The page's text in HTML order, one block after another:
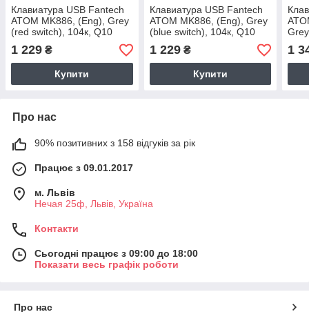
Клавиатура USB Fantech
ATOM MK886, (Eng), Grey
(red switch), 104к, Q10
1 229 ₴
Купити
Клавиатура USB Fantech
ATOM MK886, (Eng), Grey
(blue switch), 104к, Q10
1 229₴
Купити
Q10
1
Про нас
90% позитивних з 158 відгуків за рік
Працює з 09.01.2017
м. Львів
Нечая 25ф, Львів, Україна
Контакти
Сьогодні працює з 09:00 до 18:00
Показати весь графік роботи
Про нас